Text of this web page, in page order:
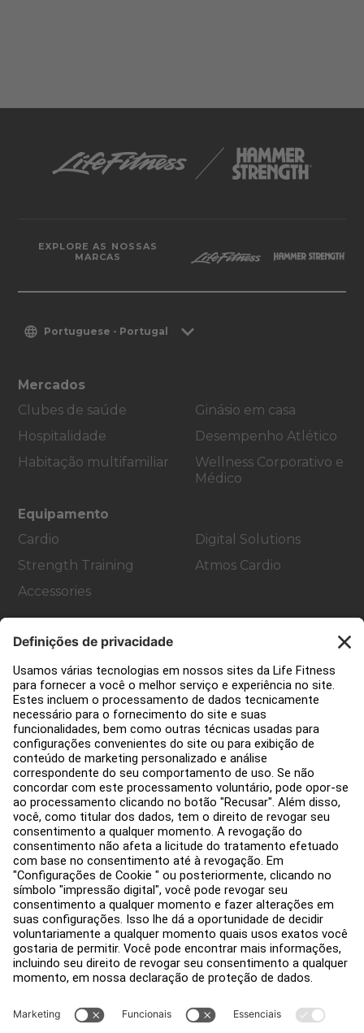
EXPLORE AS NOSSAS
MARCAS
Portuguese - Portugal
Mercados
Clubes de saúde
Hospitalidade
Habitação multifamiliar
Ginásio em casa
Desempenho Atlético
Wellness Corporativo e
Médico
Equipamento
Cardio
Strength Training
Accessories
Digital Solutions
Atmos Cardio
Decoração de ginásios
Hub de Serviços
Centro de Educação
Sobre nós
Encontre um distribuidor
Encontre uma loja
Avisos legais
Acessibilidade
Faça login no Facility Connect